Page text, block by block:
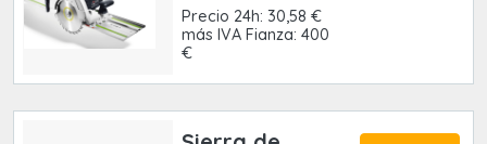
Precio 24h: 30,58 €
más IVA Fianza: 400
€